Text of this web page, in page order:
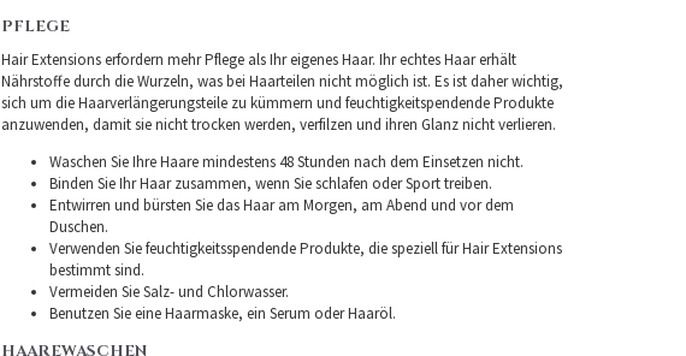
PFLEGE
Hair Extensions erfordern mehr Pflege als Ihr eigenes Haar. Ihr echtes Haar erhält
Nährstoffe durch die Wurzeln, was bei Haarteilen nicht möglich ist. Es ist daher wichtig,
sich um die Haarverlängerungsteile zu kümmern und feuchtigkeitspendende Produkte
anzuwenden, damit sie nicht trocken werden, verfilzen und ihren Glanz nicht verlieren.
Waschen Sie Ihre Haare mindestens 48 Stunden nach dem Einsetzen nicht.
Binden Sie Ihr Haar zusammen, wenn Sie schlafen oder Sport treiben.
Entwirren und bürsten Sie das Haar am Morgen, am Abend und vor dem
Duschen.
Verwenden Sie feuchtigkeitsspendende Produkte, die speziell für Hair Extensions
bestimmt sind.
Vermeiden Sie Salz- und Chlorwasser.
Benutzen Sie eine Haarmaske, ein Serum oder Haaröl.
HAAREWASCHEN